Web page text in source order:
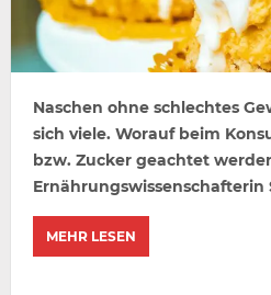
Naschen ohne schlechtes
sich viele. Worauf beim
bzw. Zucker geachtet
Ernährungswissenschafterin
MEHR LESEN